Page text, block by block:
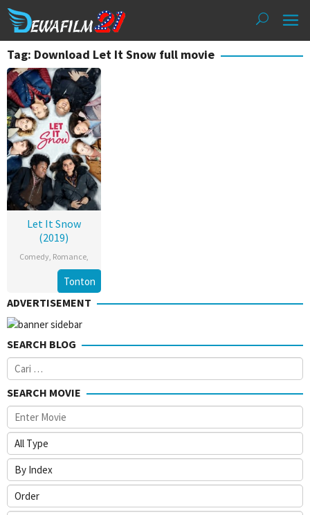
Loncat
ke
konten
Tag: Download Let It Snow full movie
Let It Snow
(2019)
Comedy, Romance,
Tonton
ADVERTISEMENT
SEARCH BLOG
Cari
untuk:
SEARCH MOVIE